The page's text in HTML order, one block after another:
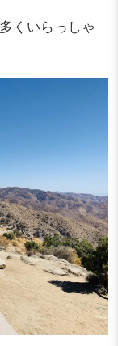
くいらっしゃ